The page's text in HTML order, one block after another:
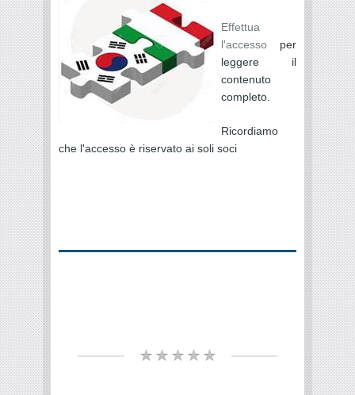
Effettua
l'accesso per
leggere il
contenuto
completo.
Ricordiamo
che l'accesso è riservato ai soli soci